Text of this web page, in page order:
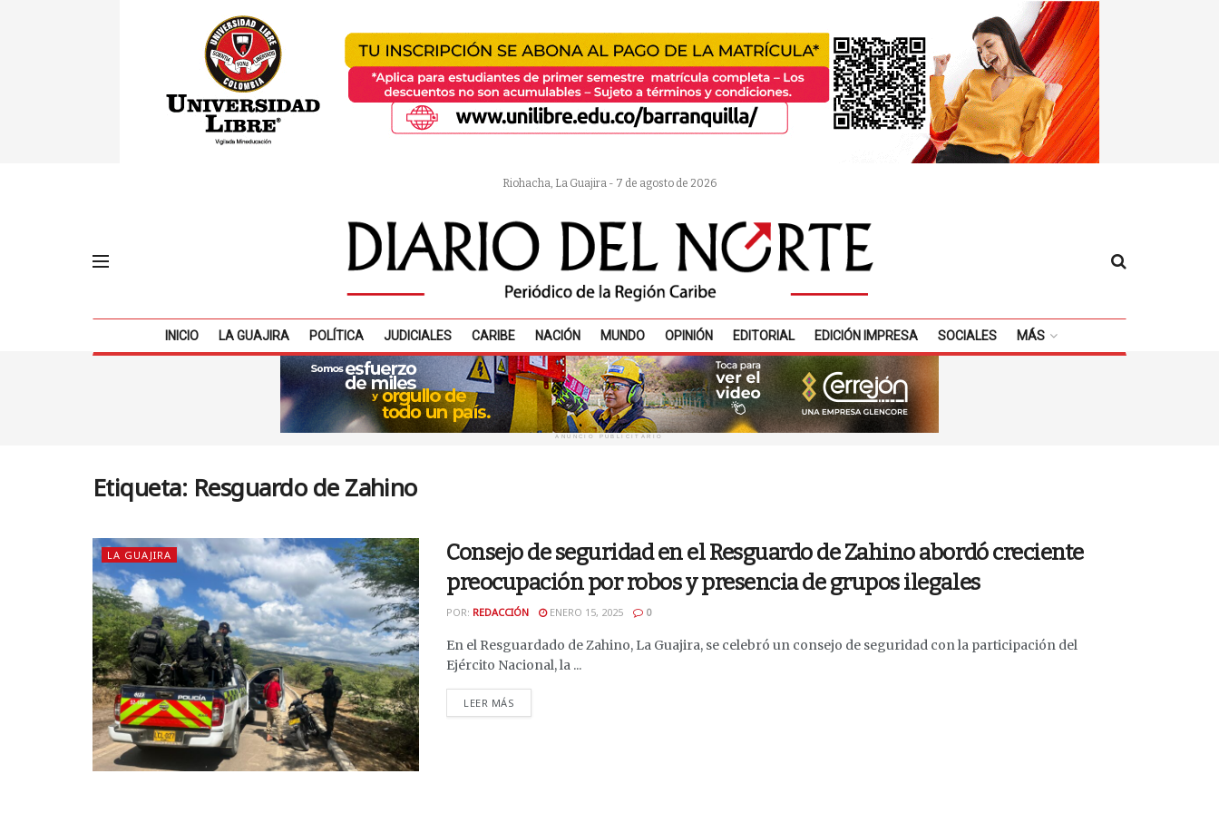
Riohacha, La Guajira - 7 de agosto de 2026
INICIO LA GUAJIRA POLÍTICA JUDICIALES CARIBE NACIÓN MUNDO OPINIÓN EDITORIAL EDICIÓN IMPRESA SOCIALES MÁS
ANUNCIO PUBLICITARIO
Etiqueta: Resguardo de Zahino
LA GUAJIRA
Consejo de seguridad en el Resguardo de Zahino abordó creciente
preocupación por robos y presencia de grupos ilegales
POR: REDACCIÓN ENERO 15, 2025 0
En el Resguardado de Zahino, La Guajira, se celebró un consejo de seguridad con la participación del
Ejército Nacional, la ...
LEER MÁS